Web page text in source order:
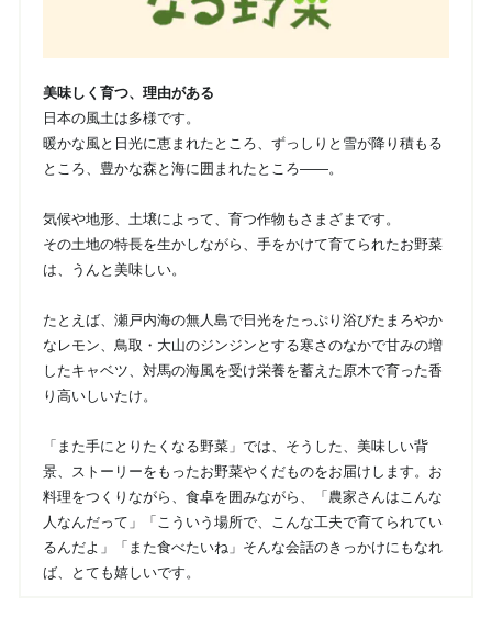
美味しく育つ、理由がある
日本の風土は多様です。
暖かな風と日光に恵まれたところ、ずっしりと雪が降り積もる
ところ、豊かな森と海に囲まれたところ――。
気候や地形、土壌によって、育つ作物もさまざまです。
その土地の特長を生かしながら、手をかけて育てられたお野菜
は、うんと美味しい。
たとえば、瀬戸内海の無人島で日光をたっぷり浴びたまろやか
なレモン、鳥取・大山のジンジンとする寒さのなかで甘みの増
したキャベツ、対馬の海風を受け栄養を蓄えた原木で育った香
り高いしいたけ。
「また手にとりたくなる野菜」では、そうした、美味しい背
景、ストーリーをもったお野菜やくだものをお届けします。お
料理をつくりながら、食卓を囲みながら、「農家さんはこんな
人なんだって」「こういう場所で、こんな工夫で育てられてい
るんだよ」「また食べたいね」そんな会話のきっかけにもなれ
ば、とても嬉しいです。